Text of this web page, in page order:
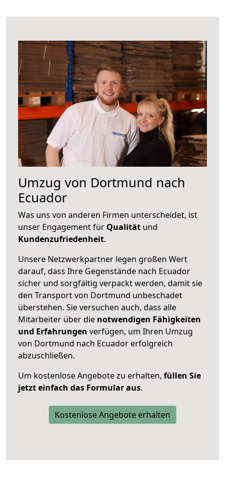
Umzug von Dortmund nach
Ecuador
Was uns von anderen Firmen unterscheidet, ist
unser Engagement für Qualität und
Kundenzufriedenheit.
Unsere Netzwerkpartner legen großen Wert
darauf, dass Ihre Gegenstände nach Ecuador
sicher und sorgfältig verpackt werden, damit sie
den Transport von Dortmund unbeschadet
überstehen. Sie versuchen auch, dass alle
Mitarbeiter über die notwendigen Fähigkeiten
und Erfahrungen verfügen, um Ihren Umzug
von Dortmund nach Ecuador erfolgreich
abzuschließen.
Um kostenlose Angebote zu erhalten, füllen Sie
jetzt einfach das Formular aus.
Kostenlose Angebote erhalten